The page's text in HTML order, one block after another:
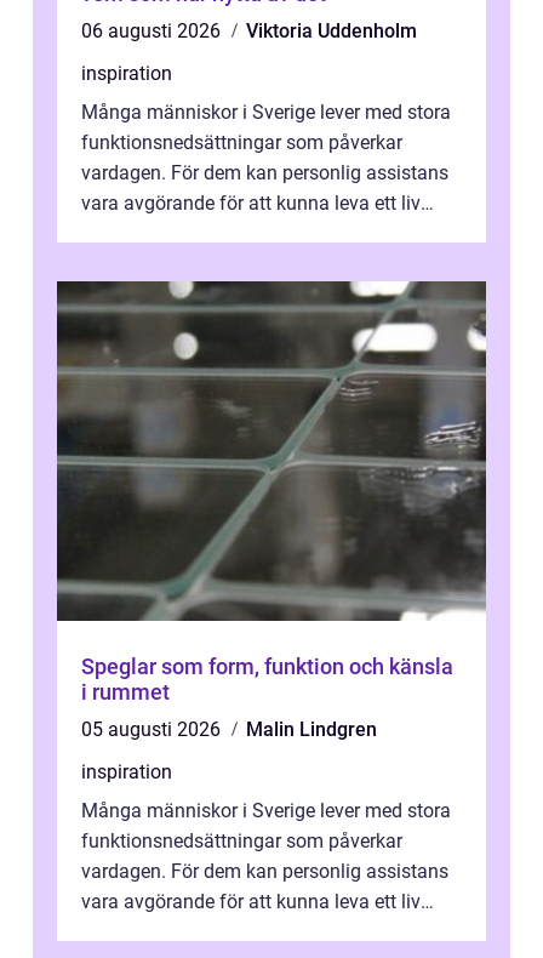
06 augusti 2026
Viktoria Uddenholm
inspiration
Många människor i Sverige lever med stora
funktionsnedsättningar som påverkar
vardagen. För dem kan personlig assistans
vara avgörande för att kunna leva ett liv
Speglar som form, funktion och känsla
i rummet
05 augusti 2026
Malin Lindgren
inspiration
Många människor i Sverige lever med stora
funktionsnedsättningar som påverkar
vardagen. För dem kan personlig assistans
vara avgörande för att kunna leva ett liv